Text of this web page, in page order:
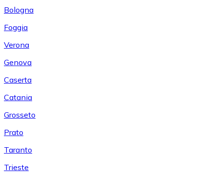
Bologna
Foggia
Verona
Genova
Caserta
Catania
Grosseto
Prato
Taranto
Trieste